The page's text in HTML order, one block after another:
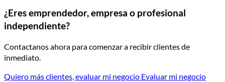
¿Eres emprendedor, empresa o profesional
independiente?
Contactanos ahora para comenzar a recibir clientes de
inmediato.
Quiero más clientes, evaluar mi negocio Evaluar mi negocio